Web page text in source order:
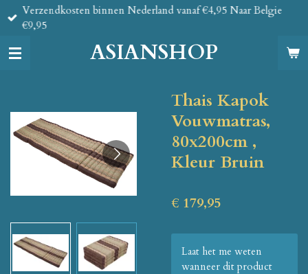
Ga
direct
de
ASIANSHOP
Verzendkosten binnen Nederland vanaf €4,95 Naar Belgie
€9,95
Thais Kapok
Vouwmatras,
80x200cm ,
Kleur Bruin
€ 179,95
Laat het me weten
wanneer dit product